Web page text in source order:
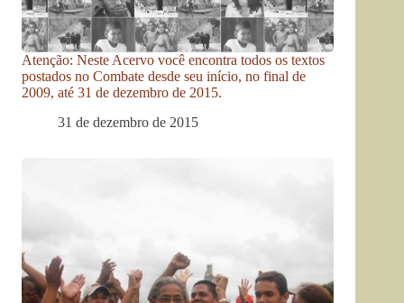
Atenção: Neste Acervo você encontra todos os textos
postados no Combate desde seu início, no final de
2009, até 31 de dezembro de 2015.
31 de dezembro de 2015